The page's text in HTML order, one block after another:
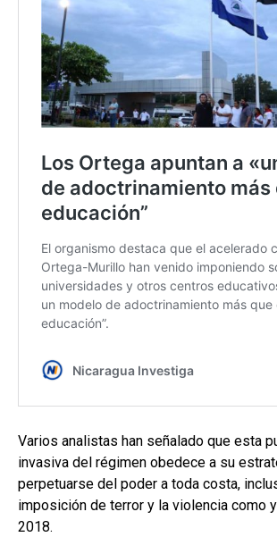
Varios analistas han señalado que esta
invasiva del régimen obedece a su
perpetuarse del poder a toda costa,
imposición de terror y la violencia como
2018.